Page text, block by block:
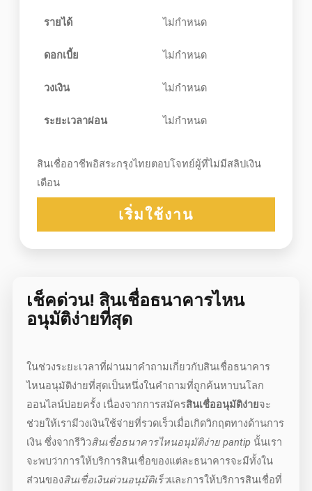
รายได้ ไม่กำหนด
ดอกเบี้ย ไม่กำหนด
วงเงิน ไม่กำหนด
ระยะเวลาผ่อน ไม่กำหนด
สินเชื่ออาชีพอิสระกรุงไทยตอบโจทย์ผู้ที่ไม่มีสลิปเงิน
เดือน
เริ่มใช้งาน
เช็คด่วน! สินเชื่อธนาคารไหน
อนุมัติง่ายที่สุด
ในช่วงระยะเวลาที่ผ่านมาคำถามเกี่ยวกับสินเชื่อธนาคาร
ไหนอนุมัติง่ายที่สุดเป็นหนึ่งในคำถามที่ถูกค้นหาบนโลก
ออนไลน์บ่อยครั้ง เนื่องจากการสมัครสินเชื่ออนุมัติง่ายจะ
ช่วยให้เรามีวงเงินใช้จ่ายที่รวดเร็วเมื่อเกิดวิกฤตทางด้านการ
เงิน ซึ่งจากรีวิวสินเชื่อธนาคารไหนอนุมัติง่าย pantipนั้นเรา
จะพบว่าการให้บริการสินเชื่อของแต่ละธนาคารจะมีทั้งใน
ส่วนของสินเชื่อเงินด่วนอนุมัติเร็วและการให้บริการสินเชื่อที่